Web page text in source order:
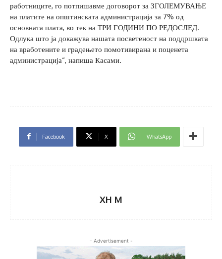
работниците, го потпишавме договорот за ЗГОЛЕМУВАЊЕ
на платите на општинската администрација за 7% од
основната плата, во тек на ТРИ ГОДИНИ ПО РЕДОСЛЕД.
Одлука што ја докажува нашата посветеност на поддршката
на вработените и градењето помотивирана и поценета
администрација“, напиша Касами.
Facebook X WhatsApp
XH M
- Advertisement -